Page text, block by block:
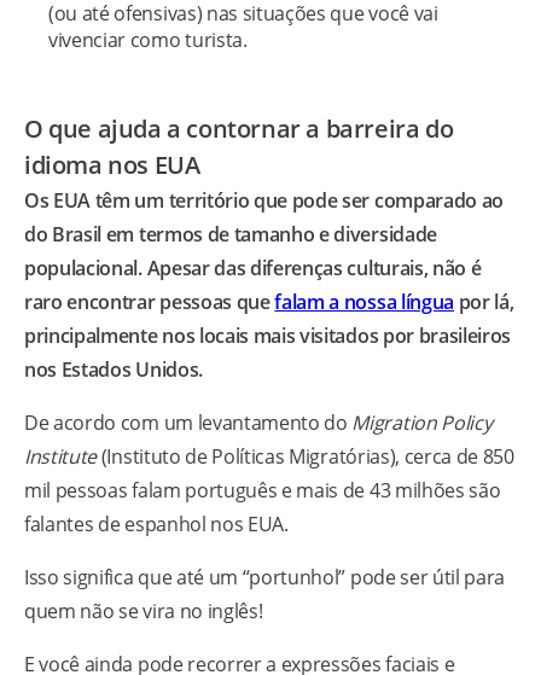
(ou até ofensivas) nas situações que você vai
vivenciar como turista.
O que ajuda a contornar a barreira do
idioma nos EUA
Os EUA têm um território que pode ser comparado ao
do Brasil em termos de tamanho e diversidade
populacional. Apesar das diferenças culturais, não é
raro encontrar pessoas quefalam a nossa língua por lá,
principalmente nos locais mais visitados por brasileiros
nos Estados Unidos.
De acordo com um levantamento do Migration Policy
Institute(Instituto de Políticas Migratórias), cerca de 850
mil pessoas falam português e mais de 43 milhões são
falantes de espanhol nos EUA.
Isso significa que até um “portunhol” pode ser útil para
quem não se vira no inglês!
E você ainda pode recorrer a expressões faciais e